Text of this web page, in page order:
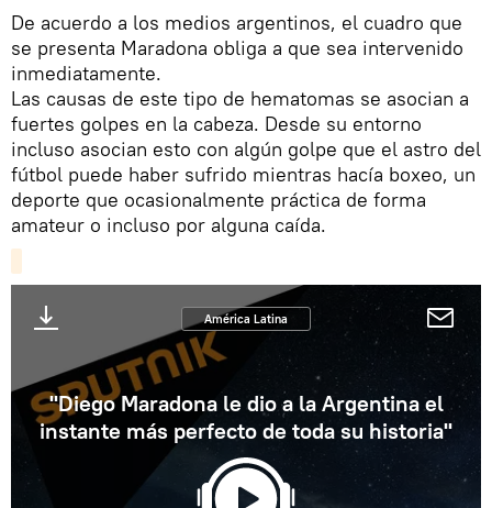
De acuerdo a los medios argentinos, el cuadro que
se presenta Maradona obliga a que sea intervenido
inmediatamente.
Las causas de este tipo de hematomas se asocian a
fuertes golpes en la cabeza. Desde su entorno
incluso asocian esto con algún golpe que el astro del
fútbol puede haber sufrido mientras hacía boxeo, un
deporte que ocasionalmente práctica de forma
amateur o incluso por alguna caída.
América Latina
"Diego Maradona le dio a la Argentina el
instante más perfecto de toda su historia"